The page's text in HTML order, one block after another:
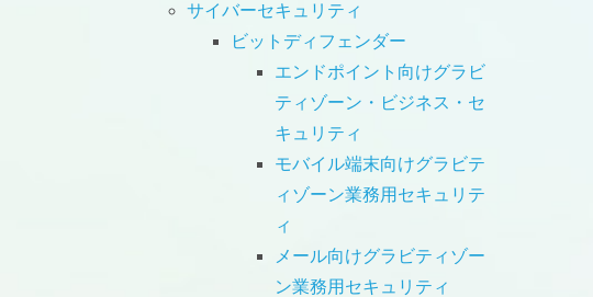
サイバーセキュリティ
ビットディフェンダー
エンドポイント向けグラビ
ティゾーン・ビジネス・セ
キュリティ
モバイル端末向けグラビテ
ィゾーン業務用セキュリテ
ィ
メール向けグラビティゾー
ン業務用セキュリティ